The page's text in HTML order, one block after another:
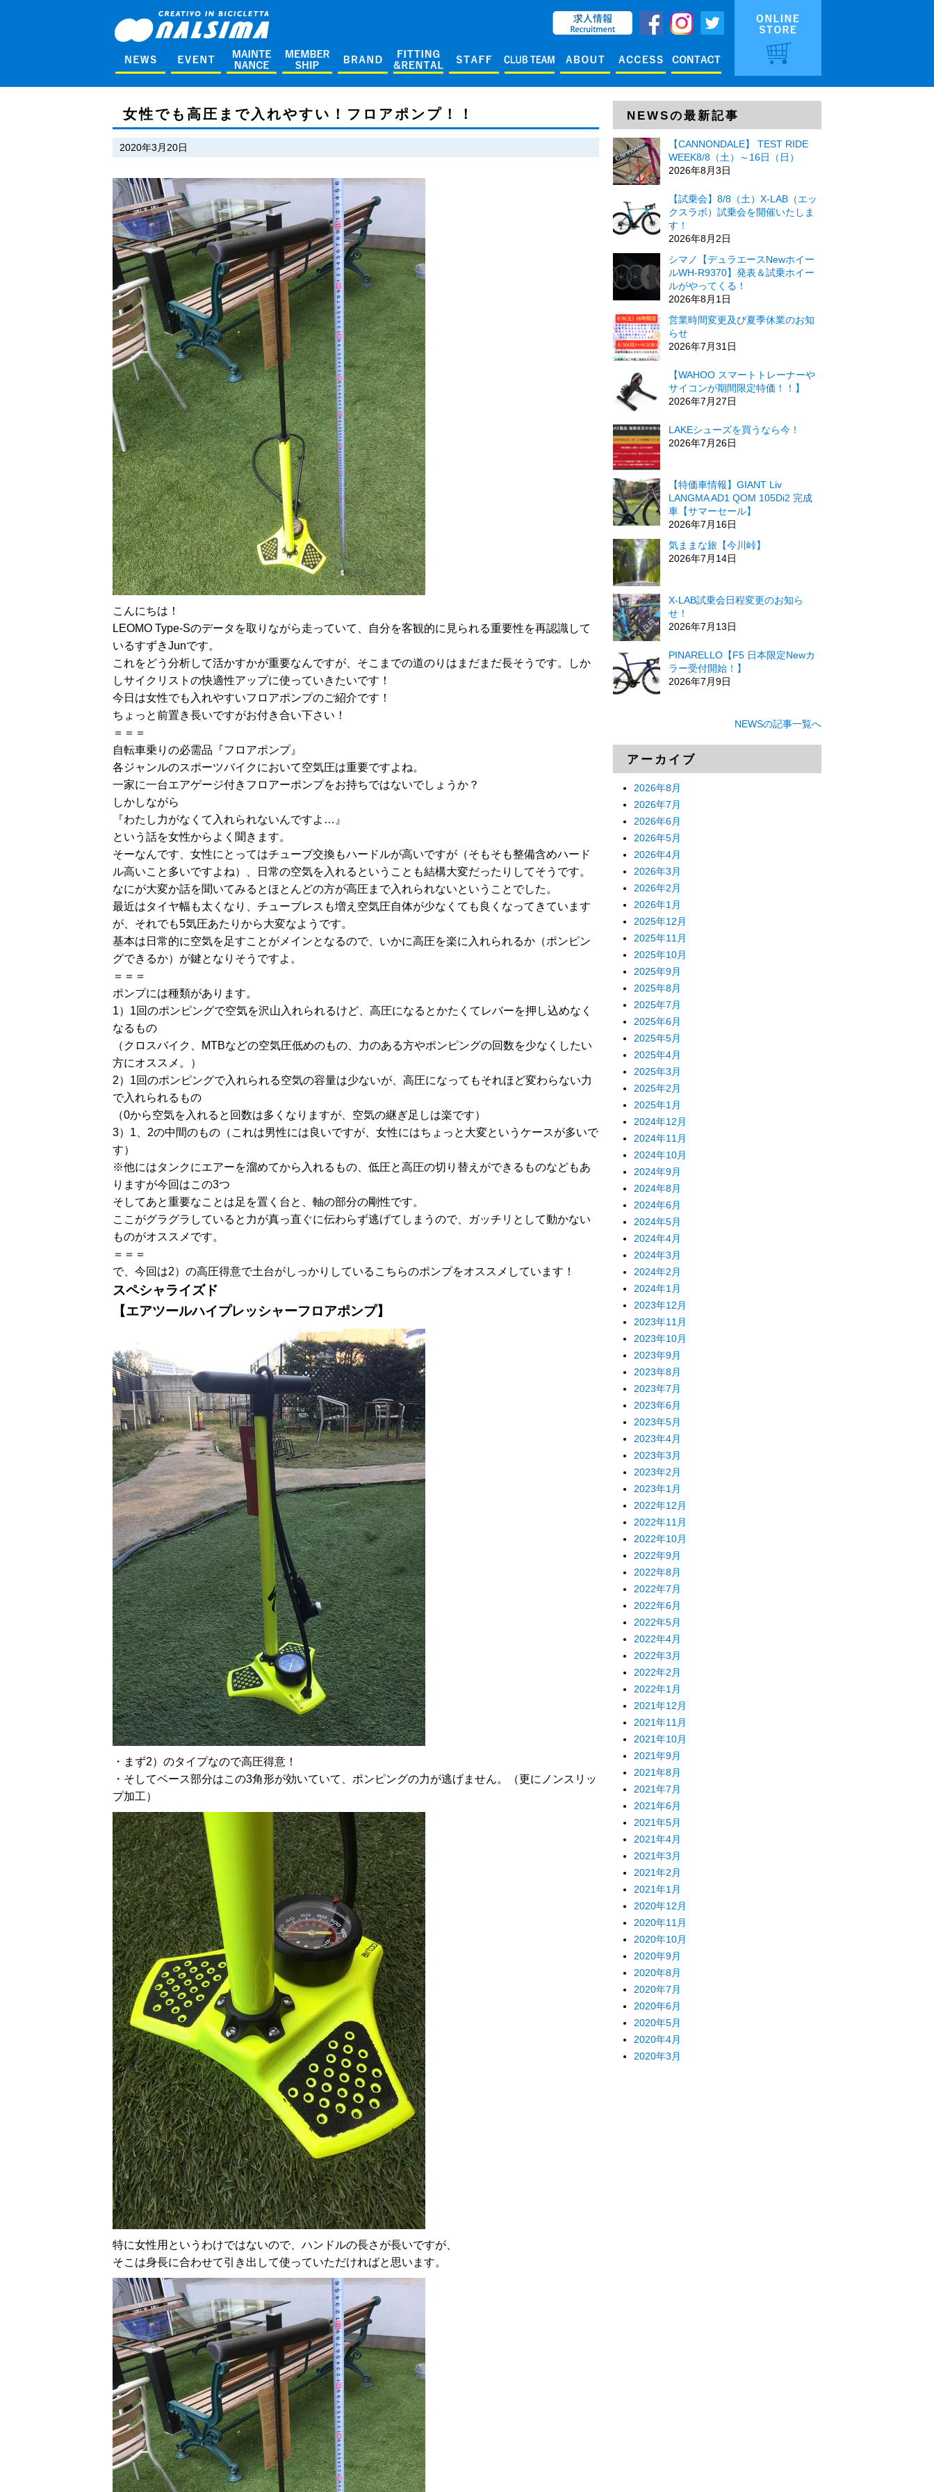
女性でも高圧まで入れやすい！フロアポンプ！！
2020年3月20日
こんにちは！
LEOMO Type-Sのデータを取りながら走っていて、自分を客観的に見られる重要性を再認識して
いるすずきJunです。
これをどう分析して活かすかが重要なんですが、そこまでの道のりはまだまだ長そうです。しか
しサイクリストの快適性アップに使っていきたいです！
今日は女性でも入れやすいフロアポンプのご紹介です！
ちょっと前置き長いですがお付き合い下さい！
＝＝＝
自転車乗りの必需品『フロアポンプ』
各ジャンルのスポーツバイクにおいて空気圧は重要ですよね。
一家に一台エアゲージ付きフロアーポンプをお持ちではないでしょうか？
しかしながら
『わたし力がなくて入れられないんですよ…』
という話を女性からよく聞きます。
そーなんです、女性にとってはチューブ交換もハードルが高いですが（そもそも整備含めハード
ル高いこと多いですよね）、日常の空気を入れるということも結構大変だったりしてそうです。
なにが大変か話を聞いてみるとほとんどの方が高圧まで入れられないということでした。
最近はタイヤ幅も太くなり、チューブレスも増え空気圧自体が少なくても良くなってきています
が、それでも5気圧あたりから大変なようです。
基本は日常的に空気を足すことがメインとなるので、いかに高圧を楽に入れられるか（ポンピン
グできるか）が鍵となりそうですよ。
＝＝＝
ポンプには種類があります。
1）1回のポンピングで空気を沢山入れられるけど、高圧になるとかたくてレバーを押し込めなく
なるもの
（クロスバイク、MTBなどの空気圧低めのもの、力のある方やポンピングの回数を少なくしたい
方にオススメ。）
2）1回のポンピングで入れられる空気の容量は少ないが、高圧になってもそれほど変わらない力
で入れられるもの
（0から空気を入れると回数は多くなりますが、空気の継ぎ足しは楽です）
3）1、2の中間のもの（これは男性には良いですが、女性にはちょっと大変というケースが多いで
す）
※他にはタンクにエアーを溜めてから入れるもの、低圧と高圧の切り替えができるものなどもあ
りますが今回はこの3つ
そしてあと重要なことは足を置く台と、軸の部分の剛性です。
ここがグラグラしていると力が真っ直ぐに伝わらず逃げてしまうので、ガッチリとして動かない
ものがオススメです。
＝＝＝
で、今回は2）の高圧得意で土台がしっかりしているこちらのポンプをオススメしています！
スペシャライズド
【エアツールハイプレッシャーフロアポンプ】
・まず2）のタイプなので高圧得意！
・そしてベース部分はこの3角形が効いていて、ポンピングの力が逃げません。（更にノンスリッ
プ加工）
特に女性用というわけではないので、ハンドルの長さが長いですが、
そこは身長に合わせて引き出して使っていただければと思います。
NEWSの最新記事
【CANNONDALE】 TEST RIDE
WEEK8/8（土）～16日（日）
2026年8月3日
【試乗会】8/8（土）X-LAB（エッ
クスラボ）試乗会を開催いたしま
す！
2026年8月2日
シマノ【デュラエースNewホイー
ルWH-R9370】発表＆試乗ホイー
ルがやってくる！
2026年8月1日
営業時間変更及び夏季休業のお知
らせ
2026年7月31日
【WAHOO スマートトレーナーや
サイコンが期間限定特価！！】
2026年7月27日
LAKEシューズを買うなら今！
2026年7月26日
【特価車情報】GIANT Liv
LANGMA AD1 QOM 105Di2 完成
車【サマーセール】
2026年7月16日
気ままな旅【今川峠】
2026年7月14日
X-LAB試乗会日程変更のお知ら
せ！
2026年7月13日
PINARELLO【F5 日本限定Newカ
ラー受付開始！】
2026年7月9日
NEWSの記事一覧へ
アーカイブ
2026年8月
2026年7月
2026年6月
2026年5月
2026年4月
2026年3月
2026年2月
2026年1月
2025年12月
2025年11月
2025年10月
2025年9月
2025年8月
2025年7月
2025年6月
2025年5月
2025年4月
2025年3月
2025年2月
2025年1月
2024年12月
2024年11月
2024年10月
2024年9月
2024年8月
2024年6月
2024年5月
2024年4月
2024年3月
2024年2月
2024年1月
2023年12月
2023年11月
2023年10月
2023年9月
2023年8月
2023年7月
2023年6月
2023年5月
2023年4月
2023年3月
2023年2月
2023年1月
2022年12月
2022年11月
2022年10月
2022年9月
2022年8月
2022年7月
2022年6月
2022年5月
2022年4月
2022年3月
2022年2月
2022年1月
2021年12月
2021年11月
2021年10月
2021年9月
2021年8月
2021年7月
2021年6月
2021年5月
2021年4月
2021年3月
2021年2月
2021年1月
2020年12月
2020年11月
2020年10月
2020年9月
2020年8月
2020年7月
2020年6月
2020年5月
2020年4月
2020年3月